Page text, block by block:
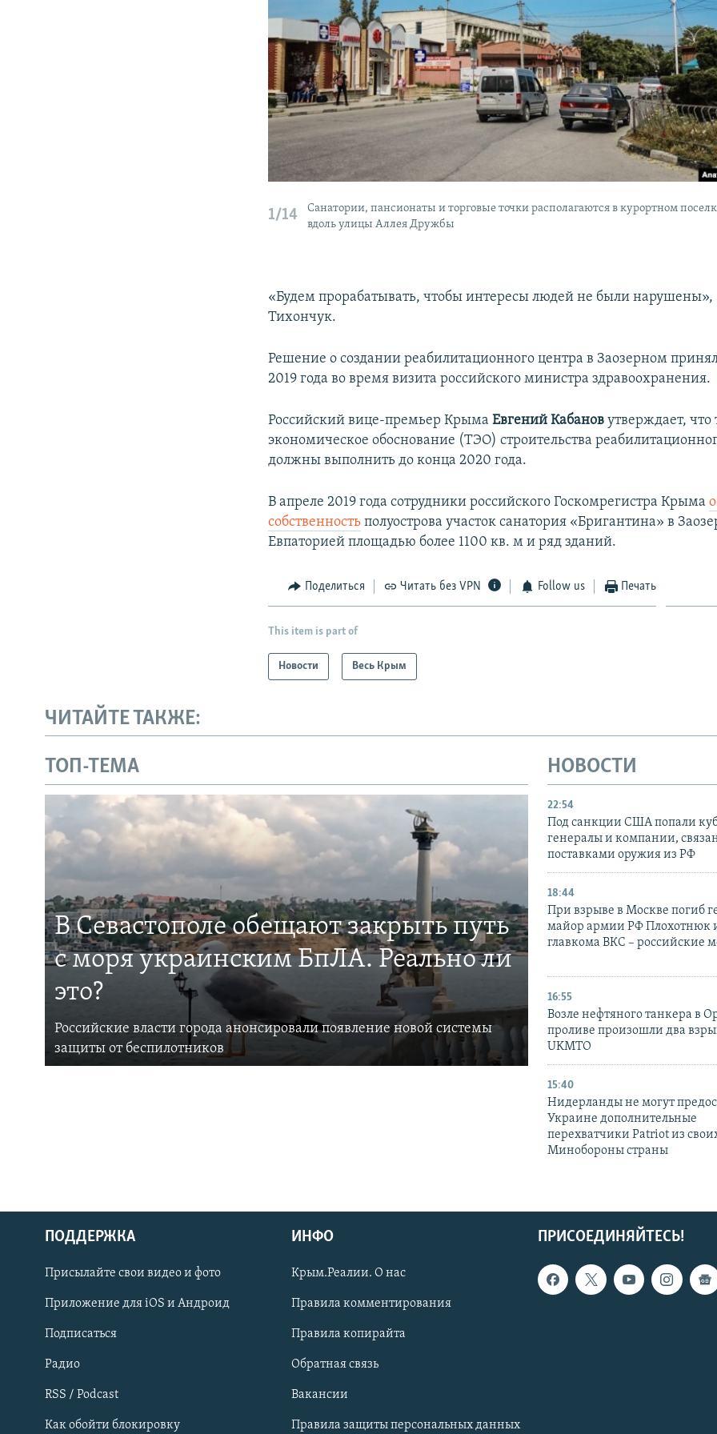
Українською
Qırımtatar
ПРИСОЕДИНЯЙТЕСЬ!
1/14
Санатории, пансионаты и торговые точки располагаются в курортном
вдоль улицы Аллея Дружбы
«Будем прорабатывать, чтобы интересы людей не были нарушены»,
Тихончук.
Решение о создании реабилитационного центра в Заозерном
2019 года во время визита российского министра здравоохранения.
Российский вице-премьер КрымаЕвгений Кабановутверждает,
экономическое обоснование (ТЭО) строительства
должны выполнить до конца 2020 года.
В апреле 2019 года сотрудники российского Госкомрегистра Крыма
собственность полуострова участок санатория «Бригантина» в
Евпаторией площадью более 1100 кв. м и ряд зданий.
Поделиться Читать без VPN Follow us Печать
This item is part of
Новости Весь Крым
ЧИТАЙТЕ ТАКЖЕ:
ТОП-ТЕМА
В Севастополе обещают закрыть путь
с моря украинским БпЛА. Реально ли
это?
Российские власти города анонсировали появление новой системы
защиты от беспилотников
НОВОСТИ
22:54
Под санкции США попали
генералы и компании,
поставками оружия из РФ
18:44
При взрыве в Москве погиб
майор армии РФ Плохотнюк
главкома ВКС – российские
16:55
Возле нефтяного танкера в
проливе произошли два
UKMTO
15:40
Нидерланды не могут
Украине дополнительные
перехватчики Patriot из
Минобороны страны
ПРИСОЕДИНЯЙТЕСЬ!
ПОДДЕРЖКА
Присылайте свои видео и фото
Приложение для iOS и Андроид
Подписаться
Радио
RSS / Podcast
Как обойти блокировку
ИНФО
Крым.Реалии. О нас
Правила комментирования
Правила копирайта
Обратная связь
Вакансии
Правила защиты персональных данных